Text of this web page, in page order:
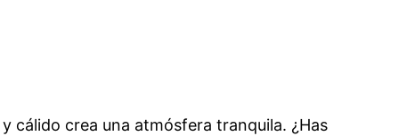
cálido crea una atmósfera tranquila. ¿Has